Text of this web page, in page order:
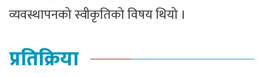
व्यवस्थापनको स्वीकृतिको विषय थियो ।
प्रतिक्रिया